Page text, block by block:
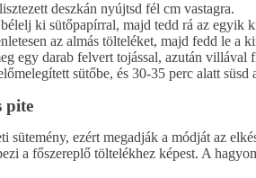
deszkán nyújtsd fél cm vastagra.
ki sütőpapírral, majd tedd rá az egyik
az almás tölteléket, majd fedd le a
egy darab felvert tojással, azután villával
sütőbe, és 30-35 perc alatt süsd
pite
sütemény, ezért megadják a módját az
a főszereplő töltelékhez képest. A